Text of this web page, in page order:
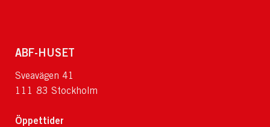
ABF-HUSET
Sveavägen 41
111 83 Stockholm
Öppettider